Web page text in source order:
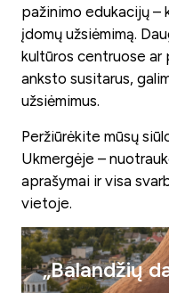
pažinimo edukacijų –
įdomų užsiėmimą.
kultūros centruose
anksto susitarus,
užsiėmimus.
Peržiūrėkite mūsų
Ukmergėje –
aprašymai ir visa
vietoje.
„Balandžių